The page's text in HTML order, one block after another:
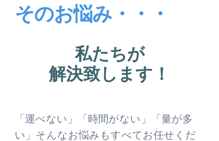
そのお悩み・・・
私たちが
解決致します！
「運べない」「時間がない」「量が多
い」そんなお悩みもすべてお任せくだ